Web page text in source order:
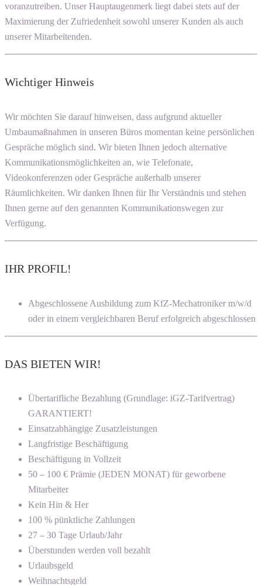
voranzutreiben. Unser Hauptaugenmerk liegt dabei stets auf der
Maximierung der Zufriedenheit sowohl unserer Kunden als auch
unserer Mitarbeitenden.
Wichtiger Hinweis
Wir möchten Sie darauf hinweisen, dass aufgrund aktueller
Umbaumaßnahmen in unseren Büros momentan keine persönlichen
Gespräche möglich sind. Wir bieten Ihnen jedoch alternative
Kommunikationsmöglichkeiten an, wie Telefonate,
Videokonferenzen oder Gespräche außerhalb unserer
Räumlichkeiten. Wir danken Ihnen für Ihr Verständnis und stehen
Ihnen gerne auf den genannten Kommunikationswegen zur
Verfügung.
IHR PROFIL!
Abgeschlossene Ausbildung zum KfZ-Mechatroniker m/w/d
oder in einem vergleichbaren Beruf erfolgreich abgeschlossen
DAS BIETEN WIR!
Übertarifliche Bezahlung (Grundlage: iGZ-Tarifvertrag)
GARANTIERT!
Einsatzabhängige Zusatzleistungen
Langfristige Beschäftigung
Beschäftigung in Vollzeit
50 – 100 € Prämie (JEDEN MONAT) für geworbene
Mitarbeiter
Kein Hin & Her
100 % pünktliche Zahlungen
27 – 30 Tage Urlaub/Jahr
Überstunden werden voll bezahlt
Urlaubsgeld
Weihnachtsgeld